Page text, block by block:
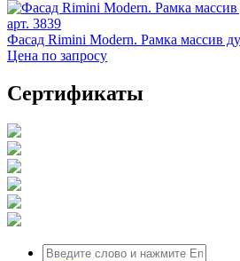
арт. 3839
Фасад Rimini Modern. Рамка массив
Цена по запросу
Сертификаты